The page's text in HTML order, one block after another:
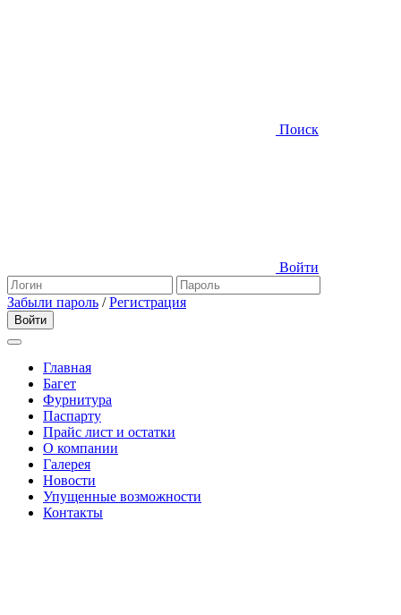
Поиск
Войти
Забыли пароль /Регистрация
Главная
Багет
Фурнитура
Паспарту
Прайс лист и остатки
О компании
Галерея
Новости
Упущенные возможности
Контакты